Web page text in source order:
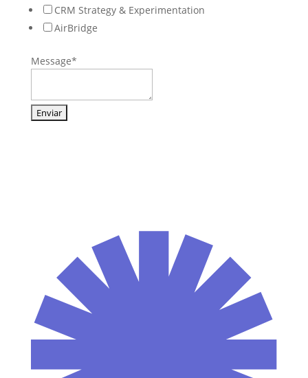
CRM Strategy & Experimentation
AirBridge
Message*